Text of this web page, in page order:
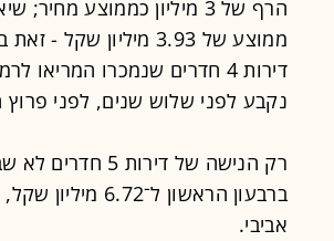
נקבע לפני שלוש שנים, לפני פרוץ המלחמה,
רק הנישה של
ברבעון
אביבי.